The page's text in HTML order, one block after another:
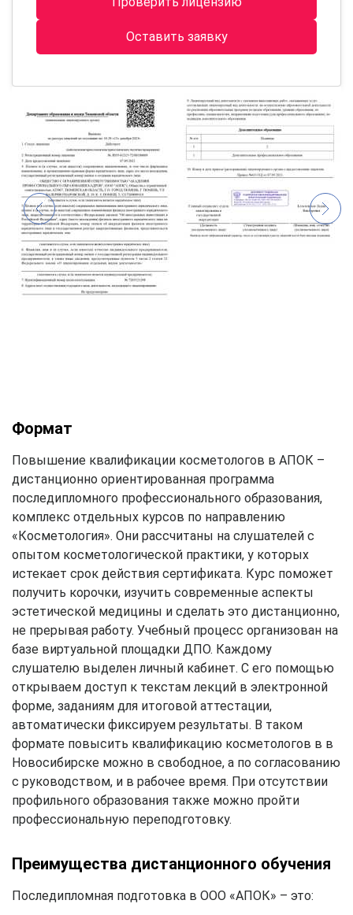
Оставить заявку
Формат
Повышение квалификации косметологов в АПОК –
дистанционно ориентированная программа
последипломного профессионального образования,
комплекс отдельных курсов по направлению
«Косметология». Они рассчитаны на слушателей с
опытом косметологической практики, у которых
истекает срок действия сертификата. Курс поможет
получить корочки, изучить современные аспекты
эстетической медицины и сделать это дистанционно,
не прерывая работу. Учебный процесс организован на
базе виртуальной площадки ДПО. Каждому
слушателю выделен личный кабинет. С его помощью
открываем доступ к текстам лекций в электронной
форме, заданиям для итоговой аттестации,
автоматически фиксируем результаты. В таком
формате повысить квалификацию косметологов в в
Новосибирске можно в свободное, а по согласованию
с руководством, и в рабочее время. При отсутствии
профильного образования также можно пройти
профессиональную переподготовку.
Преимущества дистанционного обучения
Последипломная подготовка в ООО «АПОК» – это: